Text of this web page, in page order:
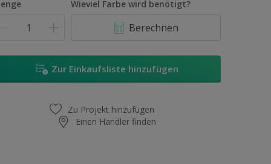
Wieviel Farbe wird benötigt?
Berechnen
Zur Einkaufsliste hinzufügen
Zu Projekt hinzufügen
Einen Händler finden